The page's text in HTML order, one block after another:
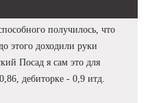
получилось, что
этого доходили руки
Посад я сам это для
дебиторке - 0,9 итд.